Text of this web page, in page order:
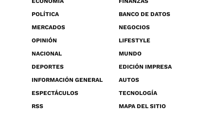
POLÍTICA
BANCO DE DATOS
MERCADOS
NEGOCIOS
OPINIÓN
LIFESTYLE
NACIONAL
MUNDO
DEPORTES
EDICIÓN IMPRESA
INFORMACIÓN GENERAL
AUTOS
ESPECTÁCULOS
TECNOLOGÍA
RSS
MAPA DEL SITIO